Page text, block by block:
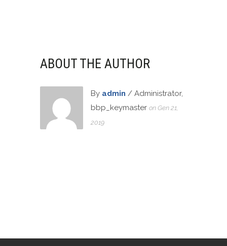
ABOUT THE AUTHOR
By admin / Administrator,
bbp_keymaster on Gen 21,
2019